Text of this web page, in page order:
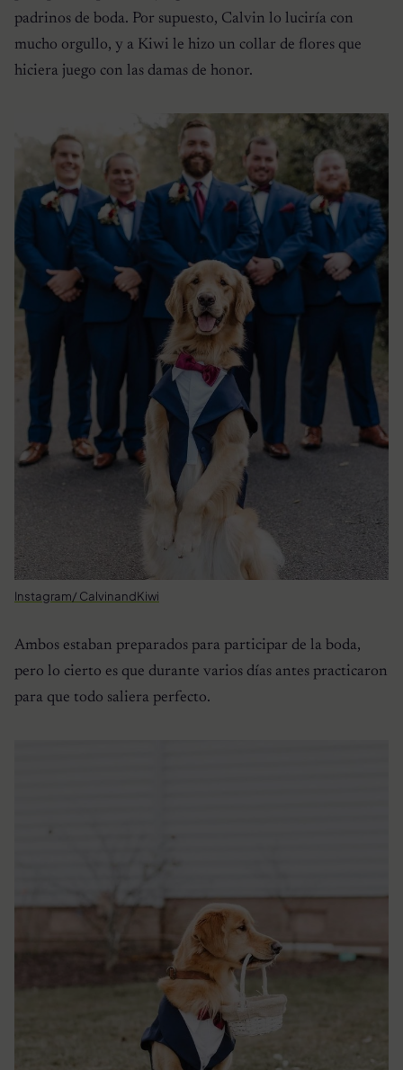
padrinos de boda. Por supuesto, Calvin lo luciría con
mucho orgullo, y a Kiwi le hizo un collar de flores que
hiciera juego con las damas de honor.
Instagram/ CalvinandKiwi
Ambos estaban preparados para participar de la boda,
pero lo cierto es que durante varios días antes practicaron
para que todo saliera perfecto.